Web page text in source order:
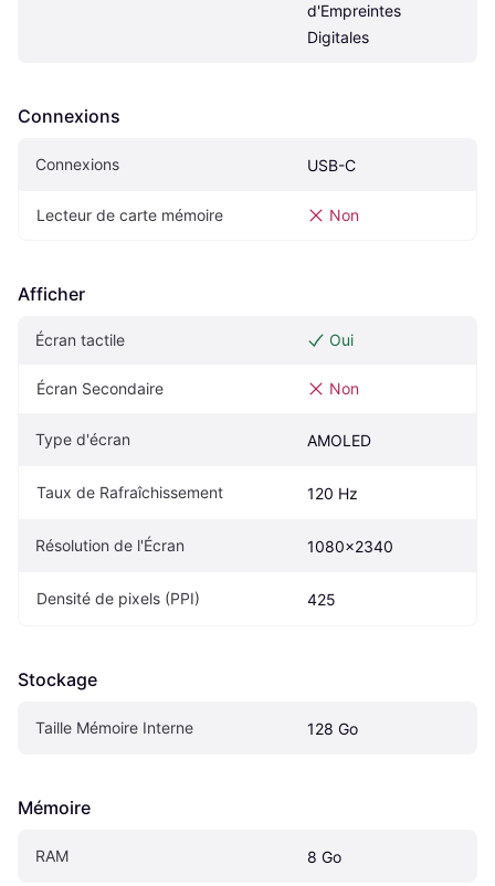
d'Empreintes
Digitales
Connexions
Connexions USB-C
Lecteur de carte mémoire Non
Afficher
Écran tactile Oui
Écran Secondaire Non
Type d'écran AMOLED
Taux de Rafraîchissement 120 Hz
Résolution de l'Écran 1080x2340
Densité de pixels (PPI) 425
Stockage
Taille Mémoire Interne 128 Go
Mémoire
RAM 8 Go